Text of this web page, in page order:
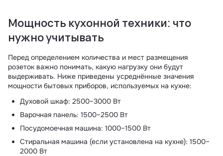
Мощность кухонной техники: что
нужно учитывать
Перед определением количества и мест размещения
розеток важно понимать, какую нагрузку они будут
выдерживать. Ниже приведены усреднённые значения
мощности бытовых приборов, используемых на кухне:
Духовой шкаф: 2500–3000 Вт
Варочная панель: 1500–2500 Вт
Посудомоечная машина: 1000–1500 Вт
Стиральная машина (если установлена на кухне): 1500–
2000 Вт